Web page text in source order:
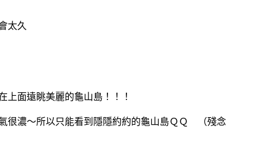
太久
上面遠眺美麗的龜山島！！！
很濃～所以只能看到隱隱約約的龜山島ＱＱ （殘念